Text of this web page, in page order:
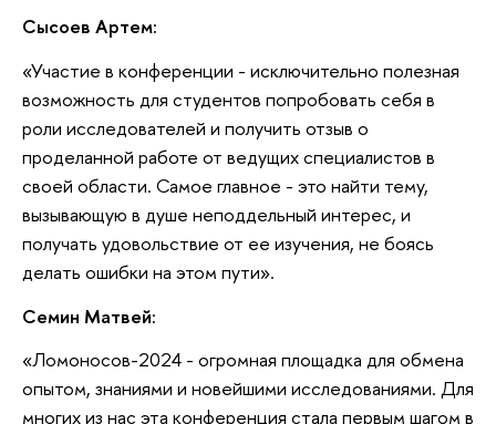
Сысоев Артем:
«Участие в конференции - исключительно полезная
возможность для студентов попробовать себя в
роли исследователей и получить отзыв о
проделанной работе от ведущих специалистов в
своей области. Самое главное - это найти тему,
вызывающую в душе неподдельный интерес, и
получать удовольствие от ее изучения, не боясь
делать ошибки на этом пути».
Семин Матвей:
«Ломоносов-2024 - огромная площадка для обмена
опытом, знаниями и новейшими исследованиями. Для
многих из нас эта конференция стала первым шагом в